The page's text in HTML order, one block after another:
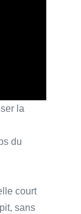
la
du
court
sans